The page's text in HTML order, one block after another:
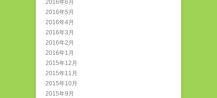
2016年6月
2016年5月
2016年4月
2016年3月
2016年2月
2016年1月
2015年12月
2015年11月
2015年10月
2015年9月